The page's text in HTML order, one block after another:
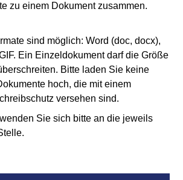
zu einem Dokument zusammen.
sind möglich: Word (doc, docx),
Ein Einzeldokument darf die Größe
Bitte laden Sie keine
hoch, die mit einem
versehen sind.
Sie sich bitte an die jeweils